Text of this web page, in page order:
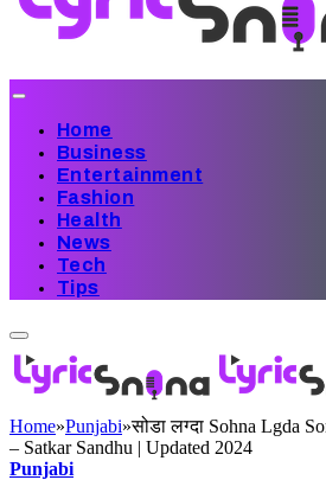
Home
Business
Entertainment
Fashion
Health
News
Tech
Tips
Home»Punjabi»सोडा लग्दा Sohna Lgda
– Satkar Sandhu | Updated 2024
Punjabi